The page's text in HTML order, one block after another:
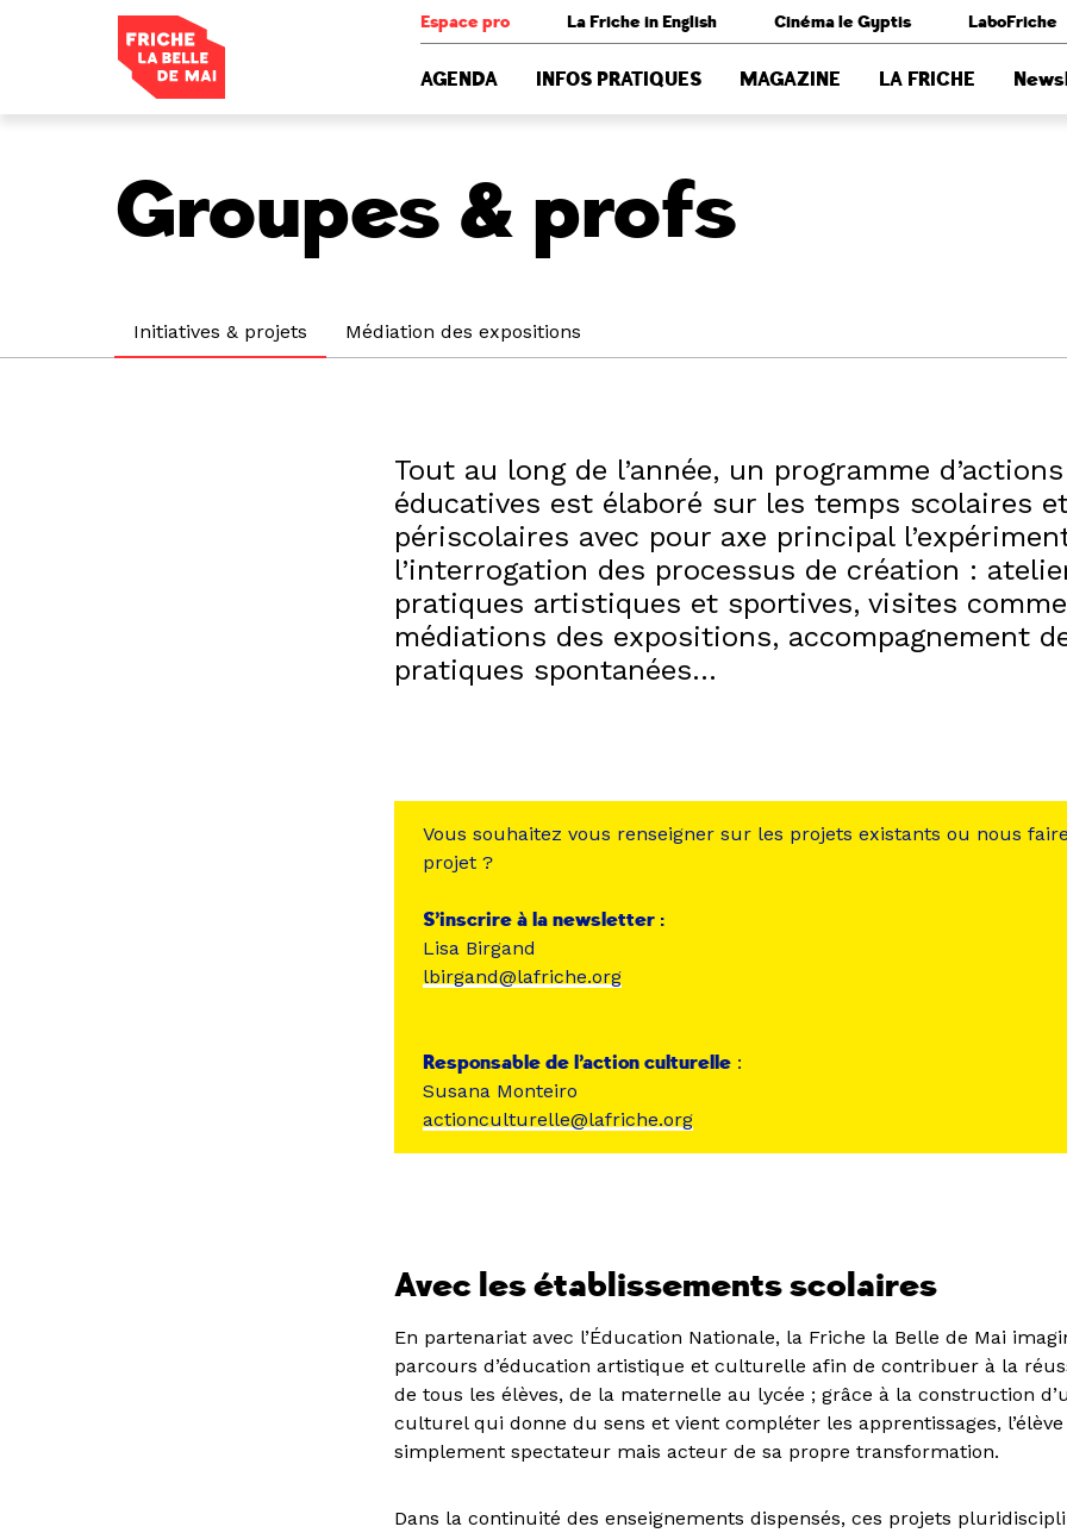
Espace pro La Friche in English Cinéma le Gyptis LaboFriche
AGENDA INFOS PRATIQUES MAGAZINE LA FRICHE
Groupes & profs
Initiatives & projets Médiation des expositions
Tout au long de l’année, un programme
éducatives est élaboré sur les temps scolaires
périscolaires avec pour axe principal
l’interrogation des processus de création :
pratiques artistiques et sportives, visites
médiations des expositions, accompagnement
pratiques spontanées…
Vous souhaitez vous renseigner sur les projets existants ou nous
projet ?
S’inscrire à la newsletter :
Lisa Birgand
lbirgand@lafriche.org
Responsable de l’action culturelle :
Susana Monteiro
actionculturelle@lafriche.org
Avec les établissements scolaires
En partenariat avec l’Éducation Nationale, la Friche la Belle de Mai
parcours d’éducation artistique et culturelle afin de contribuer à la
de tous les élèves, de la maternelle au lycée ; grâce à la construction
culturel qui donne du sens et vient compléter les apprentissages, l’élève
simplement spectateur mais acteur de sa propre transformation.
Dans la continuité des enseignements dispensés, ces projets
Panneau de gestion des cookies